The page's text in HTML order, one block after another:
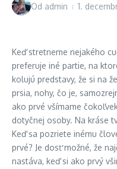
Od admin 1.
Keď stretneme nejakého
preferuje iné partie, na
kolujú predstavy, že si na
prsia, nohy, čo je,
ako prvé všímame
dotyčnej osoby. Na kráse
Keď sa pozriete inému
prvé? Je dosť možné, že
nastáva, keď si ako prvý